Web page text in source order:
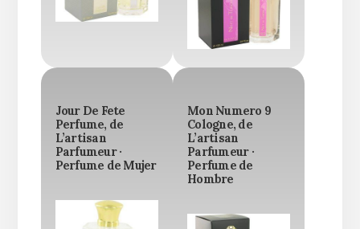
Jour De Fete
Perfume, de
L’artisan
Parfumeur ·
Perfume de Mujer
Mon Numero 9
Cologne, de
L’artisan
Parfumeur ·
Perfume de
Hombre